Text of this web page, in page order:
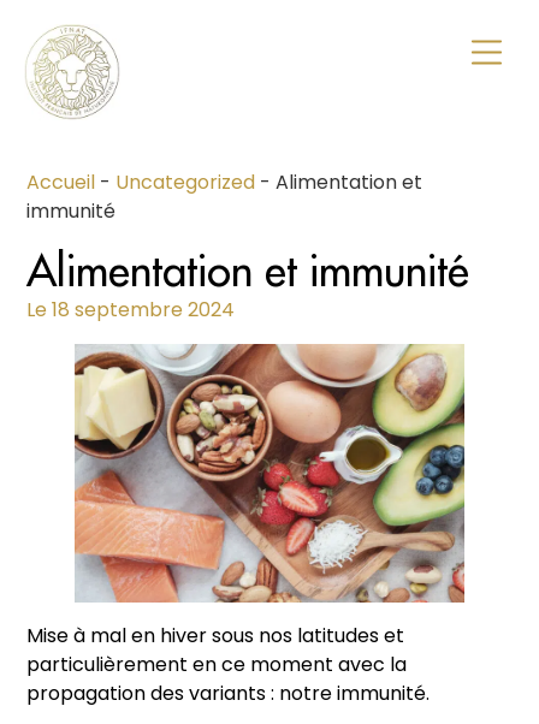
Accueil - Uncategorized -Alimentation et
immunité
Alimentation et immunité
Le 18 septembre 2024
Mise à mal en hiver sous nos latitudes et
particulièrement en ce moment avec la
propagation des variants : notre immunité.